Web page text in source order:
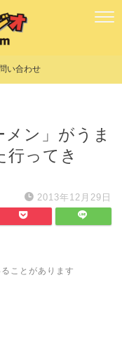
い合わせ
ン」がうま
行ってき
2013年12月29日
ことがあります